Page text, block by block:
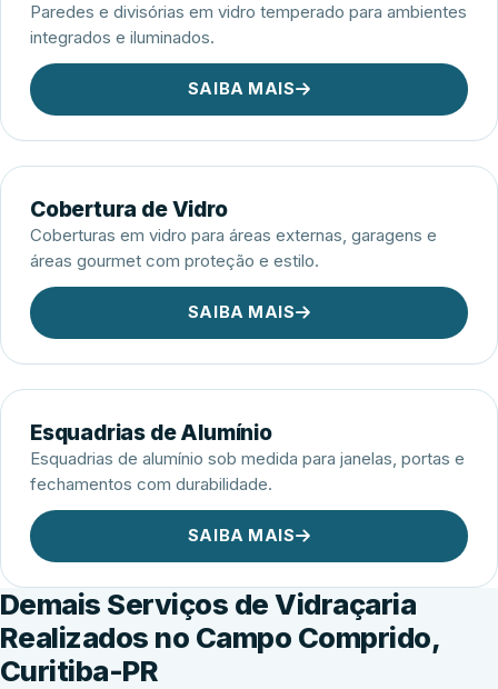
Paredes e divisórias em vidro temperado para ambientes
integrados e iluminados.
SAIBA MAIS
Cobertura de Vidro
Coberturas em vidro para áreas externas, garagens e
áreas gourmet com proteção e estilo.
SAIBA MAIS
Esquadrias de Alumínio
Esquadrias de alumínio sob medida para janelas, portas e
fechamentos com durabilidade.
SAIBA MAIS
Demais Serviços de Vidraçaria
Realizados no Campo Comprido,
Curitiba-PR